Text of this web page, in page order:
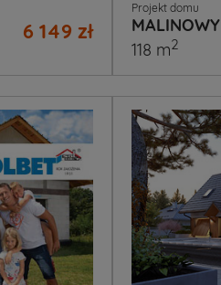
6 149 zł
Projekt domu
MALINOWY
118 m2